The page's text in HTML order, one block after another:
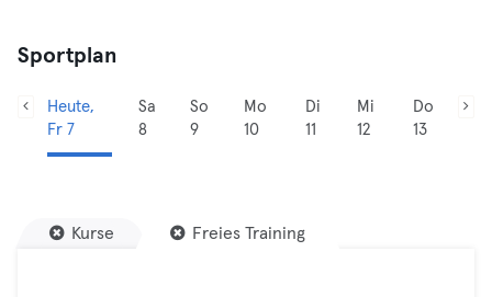
Sportplan
Heute,
Fr 7
Sa
8
So
9
Mo
10
Di
11
Mi
12
Do
13
Kurse Freies Training